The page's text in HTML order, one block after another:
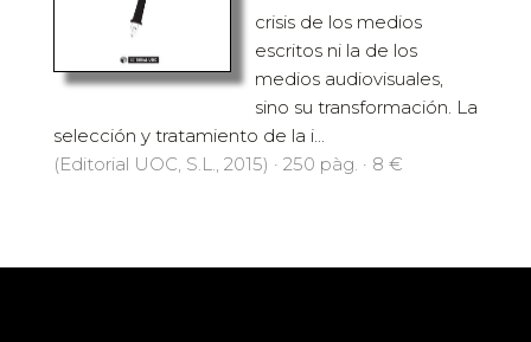
crisis de los medios
escritos ni la de los
medios audiovisuales,
sino su transformación. La
selección y tratamiento de la i...
(Editorial UOC, S.L., 2015) · 250 pàg. · 8 €